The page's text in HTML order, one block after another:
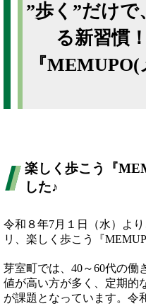
”歩く”だけで
る新習慣
『
楽しく歩こう『
した♪
令和８年7月１日（水）よ
リ、楽しく歩こう『
芽室町では、40～60代の働
値が高い方が多く、定期的
が課題となっています。令